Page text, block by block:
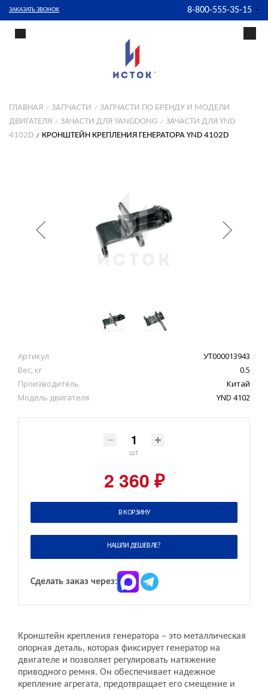
ЗАКАЗАТЬ ЗВОНОК 8-800-555-35-15
ГЛАВНАЯ ЗАПЧАСТИ
ЗАПЧАСТИ ПО БРЕНДУ И МОДЕЛИ
ДВИГАТЕЛЯ
ЗАЧАСТИ ДЛЯ YANGDONG
ЗАЧАСТИ ДЛЯ YND
4102D
КРОНШТЕЙН КРЕПЛЕНИЯ ГЕНЕРАТОРА YND 4102D
Артикул
УТ000013943
Вес, кг
0.5
Производитель
Китай
Модель двигателя
YND 4102
шт
2 360 ₽
В КОРЗИНУ
НАШЛИ ДЕШЕВЛЕ?
Сделать заказ через:
Кронштейн крепления генератора – это металлическая
опорная деталь, которая фиксирует генератор на
двигателе и позволяет регулировать натяжение
приводного ремня. Он обеспечивает надежное
крепление агрегата, предотвращает его смещение и